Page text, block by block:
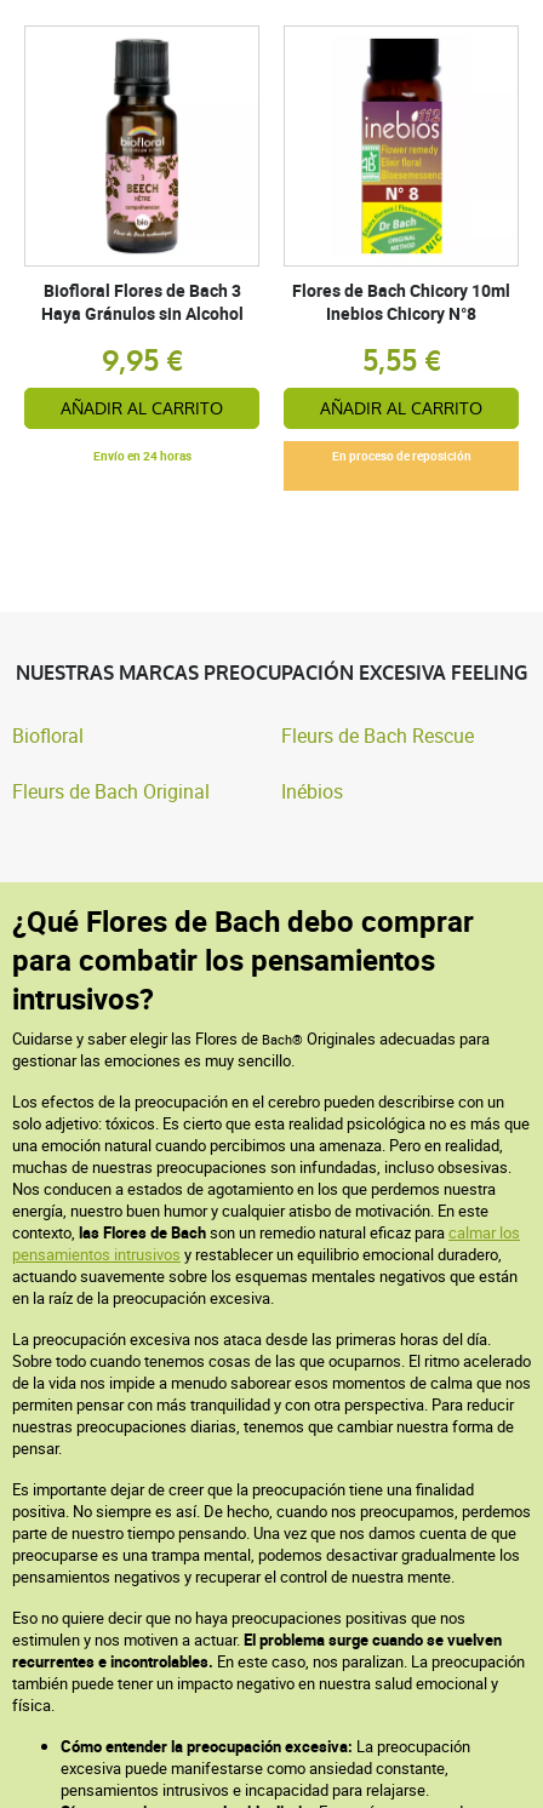
Biofloral Flores de Bach 3
Haya Gránulos sin Alcohol
9,95 €
AÑADIR AL CARRITO
Envío en 24 horas
Flores de Bach Chicory 10ml
Inebios Chicory N°8
5,55 €
AÑADIR AL CARRITO
En proceso de reposición
NUESTRAS MARCAS PREOCUPACIÓN EXCESIVA FEELING
Biofloral
Fleurs de Bach Original
Fleurs de Bach Rescue
Inébios
¿Qué Flores de Bach debo comprar
para combatir los pensamientos
intrusivos?
Cuidarse y saber elegir las Flores de Bach® Originales adecuadas para
gestionar las emociones es muy sencillo.
Los efectos de la preocupación en el cerebro pueden describirse con un
solo adjetivo: tóxicos. Es cierto que esta realidad psicológica no es más que
una emoción natural cuando percibimos una amenaza. Pero en realidad,
muchas de nuestras preocupaciones son infundadas, incluso obsesivas.
Nos conducen a estados de agotamiento en los que perdemos nuestra
energía, nuestro buen humor y cualquier atisbo de motivación. En este
contexto, las Flores de Bachson un remedio natural eficaz paracalmar los
pensamientos intrusivos y restablecer un equilibrio emocional duradero,
actuando suavemente sobre los esquemas mentales negativos que están
en la raíz de la preocupación excesiva.
La preocupación excesiva nos ataca desde las primeras horas del día.
Sobre todo cuando tenemos cosas de las que ocuparnos. El ritmo acelerado
de la vida nos impide a menudo saborear esos momentos de calma que nos
permiten pensar con más tranquilidad y con otra perspectiva. Para reducir
nuestras preocupaciones diarias, tenemos que cambiar nuestra forma de
pensar.
Es importante dejar de creer que la preocupación tiene una finalidad
positiva. No siempre es así. De hecho, cuando nos preocupamos, perdemos
parte de nuestro tiempo pensando. Una vez que nos damos cuenta de que
preocuparse es una trampa mental, podemos desactivar gradualmente los
pensamientos negativos y recuperar el control de nuestra mente.
Eso no quiere decir que no haya preocupaciones positivas que nos
estimulen y nos motiven a actuar.El problema surge cuando se vuelven
recurrentes e incontrolables. En este caso, nos paralizan. La preocupación
también puede tener un impacto negativo en nuestra salud emocional y
física.
Cómo entender la preocupación excesiva: La preocupación
excesiva puede manifestarse como ansiedad constante,
pensamientos intrusivos e incapacidad para relajarse.